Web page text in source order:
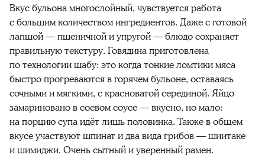
Вкус бульона многослойный, чувствуется работа
с большим количеством ингредиентов. Даже с готовой
лапшой — пшеничной и упругой — блюдо сохраняет
правильную текстуру. Говядина приготовлена
по технологии шабу: это когда тонкие ломтики мяса
быстро прогреваются в горячем бульоне, оставаясь
сочными и мягкими, с красноватой серединой. Яйцо
замариновано в соевом соусе — вкусно, но мало:
на порцию супа идёт лишь половинка. Также в общем
вкусе участвуют шпинат и два вида грибов — шиитаке
и шимиджи. Очень сытный и уверенный рамен.